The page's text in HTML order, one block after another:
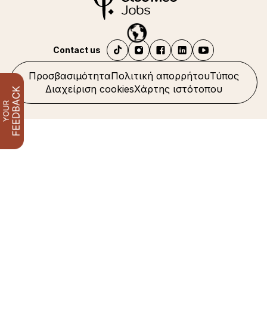
ΠροσβασιμότηταΠολιτική απορρήτουΤύπος
Διαχείριση cookiesΧάρτης ιστότοπου
Contact us